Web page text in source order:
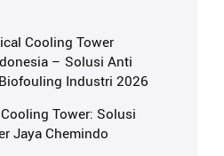
Cooling Tower
– Solusi Anti
Industri 2026
Tower: Solusi
Jaya Chemindo